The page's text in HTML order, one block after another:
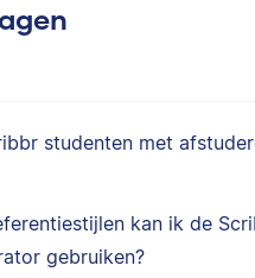
studenten met
kan ik de
gebruiken?